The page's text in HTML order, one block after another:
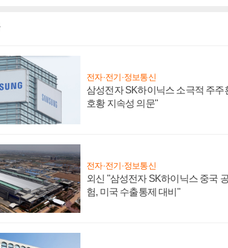
전자·전기·정보통신
삼성전자 SK하이닉스 소극적 주주
호황 지속성 의문"
전자·전기·정보통신
외신 "삼성전자 SK하이닉스 중국
험, 미국 수출통제 대비"